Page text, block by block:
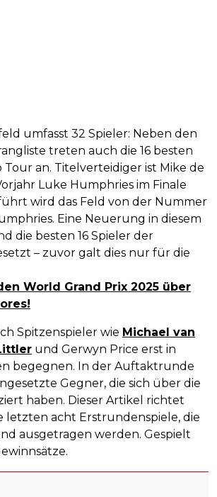
umfasst 32 Spieler: Neben den
treten auch die 16 besten
an. Titelverteidiger ist Mike de
Luke Humphries im Finale
wird das Feld von der Nummer
Eine Neuerung in diesem
die besten 16 Spieler der
– zuvor galt dies nur für die
World Grand Prix 2025 über
Spitzenspieler wie Michael van
und Gerwyn Price erst in
begegnen. In der Auftaktrunde
Gegner, die sich über die
haben. Dieser Artikel richtet
letzten acht Erstrundenspiele, die
ausgetragen werden. Gespielt